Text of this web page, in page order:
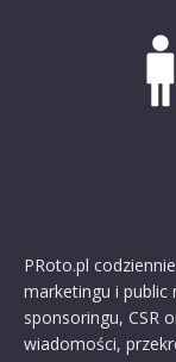
PRoto.pl
marketingu i public
sponsoringu, CSR
wiadomości,